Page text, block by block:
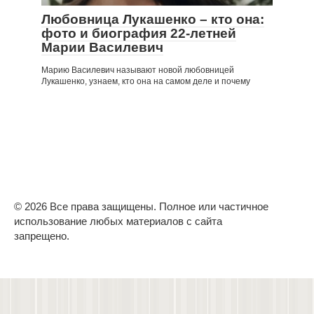
Любовница Лукашенко – кто она:
фото и биография 22-летней
Марии Василевич
Марию Василевич называют новой любовницей
Лукашенко, узнаем, кто она на самом деле и почему
© 2026 Все права защищены. Полное или частичное
использование любых материалов с сайта
запрещено.